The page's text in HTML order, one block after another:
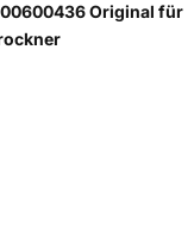
Original für